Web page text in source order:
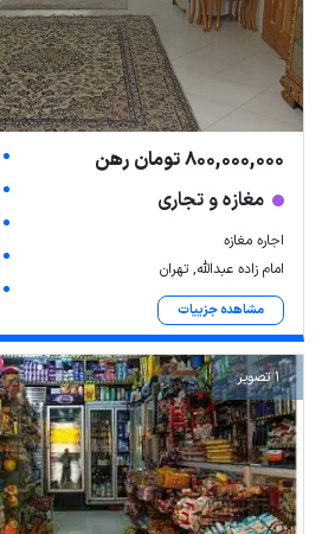
800,000,000 تومان رهن
مغازه و تجاری
اجاره مغازه
امام زاده عبدالله, تهران
مشاهده جزییات
1 تصویر